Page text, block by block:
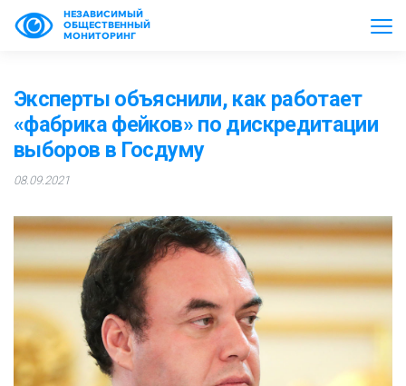
НЕЗАВИСИМЫЙ
ОБЩЕСТВЕННЫЙ
МОНИТОРИНГ
Эксперты объяснили, как работает
«фабрика фейков» по дискредитации
выборов в Госдуму
08.09.2021